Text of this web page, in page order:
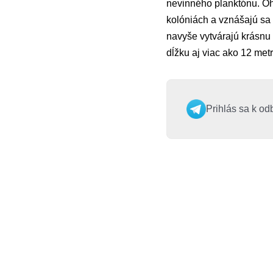
nevinného planktónu.
kolóniách a vznášajú
navyše vytvárajú
dĺžku aj viac ako 12
Prihlás sa k